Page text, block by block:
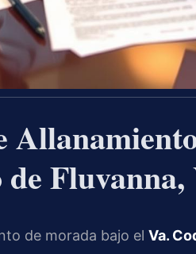
Fluvanna,
de morada bajo el Va.